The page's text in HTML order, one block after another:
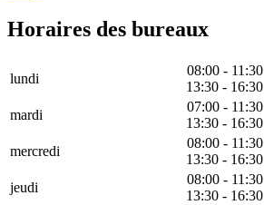
Horaires des bureaux
lundi
08:00 - 11:30
13:30 - 16:30
mardi
07:00 - 11:30
13:30 - 16:30
mercredi
08:00 - 11:30
13:30 - 16:30
jeudi
08:00 - 11:30
13:30 - 16:30